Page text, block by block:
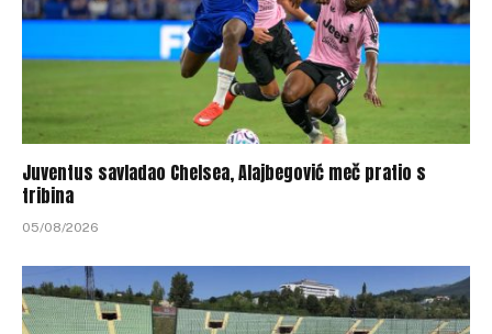
Juventus savladao Chelsea, Alajbegović meč pratio s
tribina
05/08/2026